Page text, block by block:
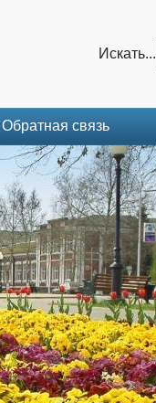
Искать...
Обратная связь